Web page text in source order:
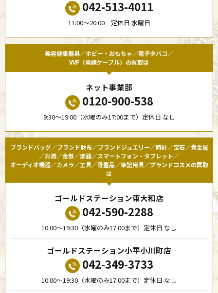
042-513-4011
11:00〜20:00 定休日 水曜日
美容健康器具／ホビー・おもちゃ／電子タバコ／
VVF（電線ケーブル）の買取は
ネット事業部
0120-900-538
9:30〜19:00（水曜のみ17:00まで）定休日 なし
ブランドバッグ／ブランド財布／ブランドジュエリー／時計／宝石／貴金属
／お酒／金券／楽器／スマートフォン・タブレット／
オーディオ機器／カメラ／工具／骨董品／筆記用具／ブランドコスメの買取
は
ゴールドステーション東大和店
042-590-2288
10:00〜19:30（水曜のみ17:00まで）定休日 なし
ゴールドステーション小平小川町店
042-349-3733
10:00〜19:30（水曜のみ17:00まで）定休日 なし